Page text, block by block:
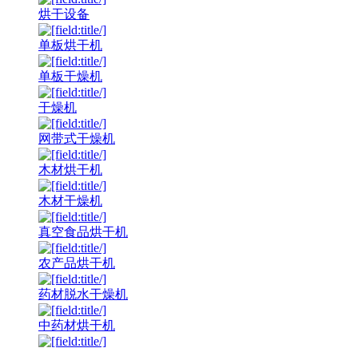
烘干设备
单板烘干机
单板干燥机
干燥机
网带式干燥机
木材烘干机
木材干燥机
真空食品烘干机
农产品烘干机
药材脱水干燥机
中药材烘干机